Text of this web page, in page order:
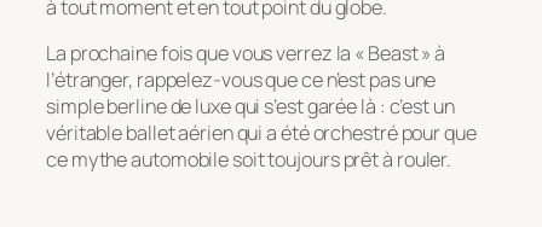
à tout moment et en tout point du globe.
La prochaine fois que vous verrez la « Beast » à
l’étranger, rappelez-vous que ce n’est pas une
simple berline de luxe qui s’est garée là : c’est un
véritable ballet aérien qui a été orchestré pour que
ce mythe automobile soit toujours prêt à rouler.